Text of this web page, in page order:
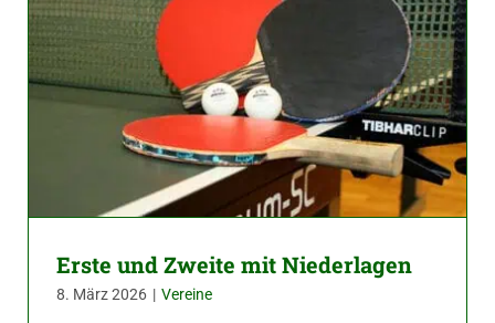
Erste und Zweite mit Niederlagen
8. März 2026 | Vereine